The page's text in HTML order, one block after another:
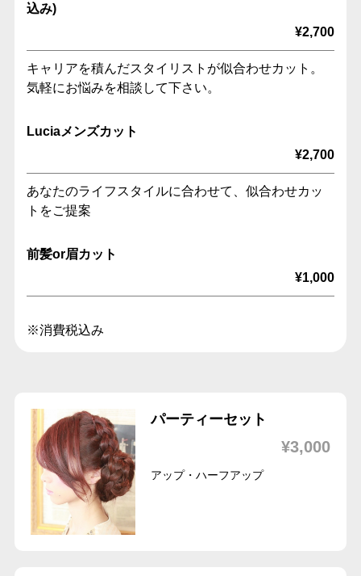
込み)
¥2,700
キャリアを積んだスタイリストが似合わせカット。
気軽にお悩みを相談して下さい。
Luciaメンズカット
¥2,700
あなたのライフスタイルに合わせて、似合わせカッ
トをご提案
前髪or眉カット
¥1,000
※消費税込み
パーティーセット
¥3,000
アップ・ハーフアップ